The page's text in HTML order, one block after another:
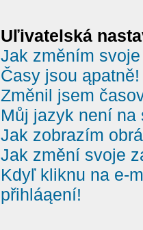
Uľivatelská
Jak změním
Časy jsou ąpatně!
Změnil jsem
Můj jazyk není na
Jak zobrazím
Jak změní svoje
Kdyľ kliknu na e-
přihláąení!